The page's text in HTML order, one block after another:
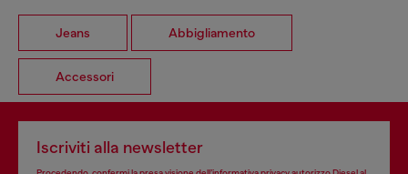
Jeans Abbigliamento
Accessori
Iscriviti alla newsletter